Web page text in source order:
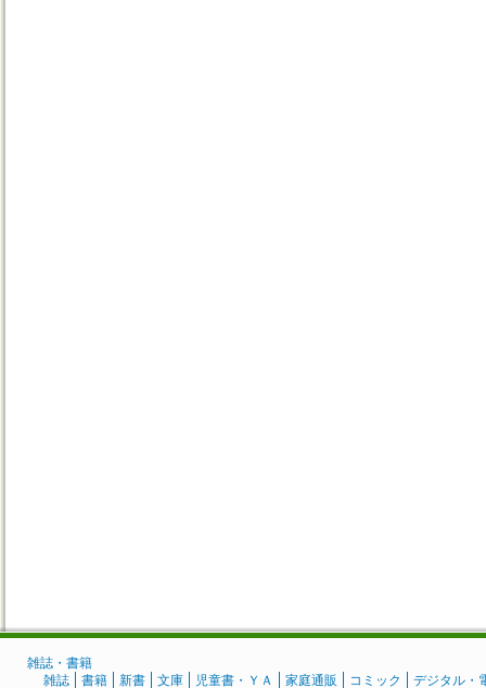
雑誌・書籍
雑誌
書籍 新書 文庫 児童書・ＹＡ 家庭通販 コミック デジタル・